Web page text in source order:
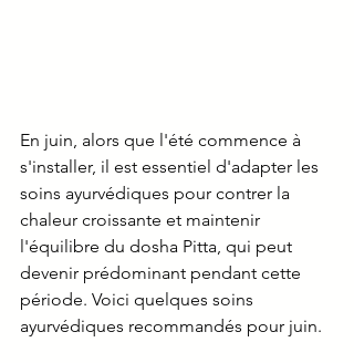
En juin, alors que l'été commence à
s'installer, il est essentiel d'adapter les
soins ayurvédiques pour contrer la
chaleur croissante et maintenir
l'équilibre du dosha Pitta, qui peut
devenir prédominant pendant cette
période. Voici quelques soins
ayurvédiques recommandés pour juin.